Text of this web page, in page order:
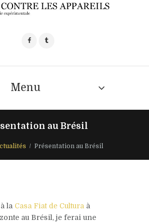
Menu
au Brésil
Présentation au Brésil
la Casa Fiat de Cultura à
au Brésil, je ferai une